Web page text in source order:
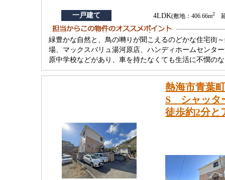
一戸建て 4LDK(敷地：406.66m2
緑豊かな自然と、鳥の囀りが聞こえるのどかな住宅街
場、マックスバリュ湯河原店、ハンディホームセンタ
原中学校などがあり、車を持たなくても生活に不憫の
熱海市青葉
S シャッタ
徒歩約2分と